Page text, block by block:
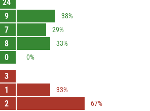
24
9
38%
7
29%
8
33%
0 0%
3
1
33%
2
67%